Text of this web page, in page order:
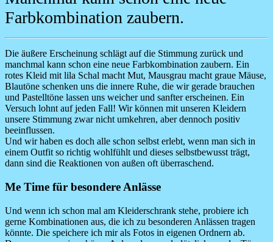
Farbkombination zaubern.
Die äußere Erscheinung schlägt auf die Stimmung zurück und
manchmal kann schon eine neue Farbkombination zaubern. Ein
rotes Kleid mit lila Schal macht Mut, Mausgrau macht graue Mäuse,
Blautöne schenken uns die innere Ruhe, die wir gerade brauchen
und Pastelltöne lassen uns weicher und sanfter erscheinen. Ein
Versuch lohnt auf jeden Fall! Wir können mit unseren Kleidern
unsere Stimmung zwar nicht umkehren, aber dennoch positiv
beeinflussen.
Und wir haben es doch alle schon selbst erlebt, wenn man sich in
einem Outfit so richtig wohlfühlt und dieses selbstbewusst trägt,
dann sind die Reaktionen von außen oft überraschend.
Me Time für besondere Anlässe
Und wenn ich schon mal am Kleiderschrank stehe, probiere ich
gerne Kombinationen aus, die ich zu besonderen Anlässen tragen
könnte. Die speichere ich mir als Fotos in eigenen Ordnern ab.